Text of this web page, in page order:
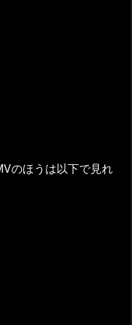
のほうは以下で見れ